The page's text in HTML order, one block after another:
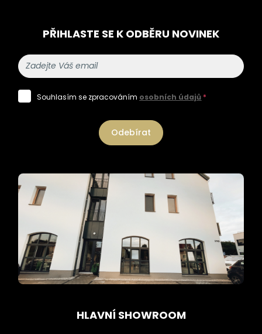
PŘIHLASTE SE K ODBĚRU NOVINEK
Souhlasím se zpracováním osobních údajů *
Odebírat
HLAVNÍ SHOWROOM